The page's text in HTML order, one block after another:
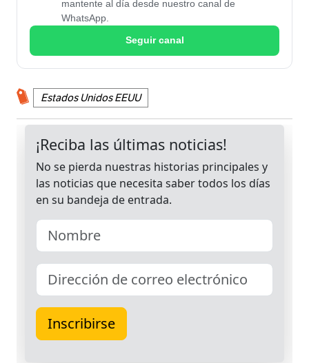
mantente al día desde nuestro canal de
WhatsApp.
Seguir canal
Estados Unidos EEUU